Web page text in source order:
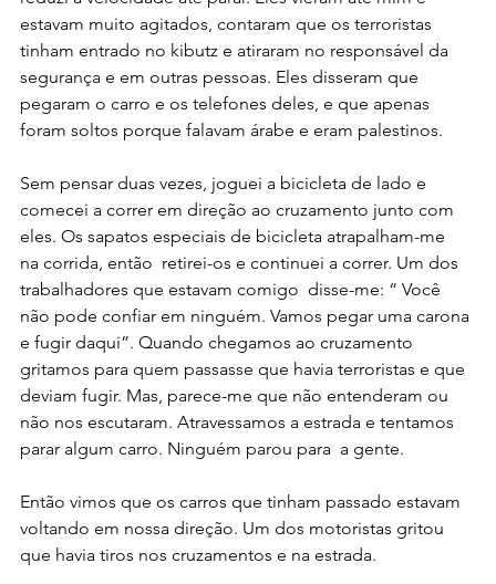
estavam muito agitados, contaram que os terroristas
tinham entrado no kibutz e atiraram no responsável da
segurança e em outras pessoas. Eles disseram que
pegaram o carro e os telefones deles, e que apenas
foram soltos porque falavam árabe e eram palestinos.
Sem pensar duas vezes, joguei a bicicleta de lado e
comecei a correr em direção ao cruzamento junto com
eles. Os sapatos especiais de bicicleta atrapalham-me
na corrida, então  retirei-os e continuei a correr. Um dos
trabalhadores que estavam comigo  disse-me: “ Você
não pode confiar em ninguém. Vamos pegar uma carona
e fugir daqui”. Quando chegamos ao cruzamento
gritamos para quem passasse que havia terroristas e que
deviam fugir. Mas, parece-me que não entenderam ou
não nos escutaram. Atravessamos a estrada e tentamos
parar algum carro. Ninguém parou para  a gente.
Então vimos que os carros que tinham passado estavam
voltando em nossa direção. Um dos motoristas gritou
que havia tiros nos cruzamentos e na estrada.